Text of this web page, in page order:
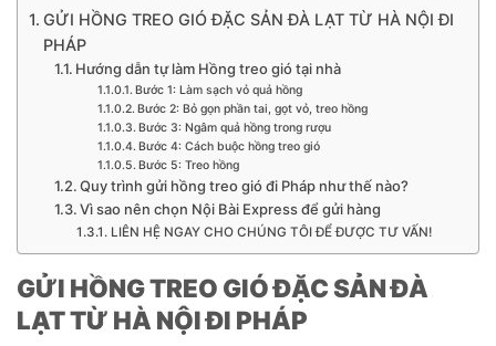
GỬI HỒNG TREO GIÓ ĐẶC SẢN ĐÀ LẠT TỪ HÀ NỘI ĐI
PHÁP
Hướng dẫn tự làm Hồng treo gió tại nhà
Bước 1: Làm sạch vỏ quả hồng
Bước 2: Bỏ gọn phần tai, gọt vỏ, treo hồng
Bước 3: Ngâm quả hồng trong rượu
Bước 4: Cách buộc hồng treo gió
Bước 5: Treo hồng
Quy trình gửi hồng treo gió đi Pháp như thế nào?
Vì sao nên chọn Nội Bài Express để gửi hàng
LIÊN HỆ NGAY CHO CHÚNG TÔI ĐỂ ĐƯỢC TƯ VẤN!
GỬI HỒNG TREO GIÓ ĐẶC SẢN ĐÀ
LẠT TỪ HÀ NỘI ĐI PHÁP